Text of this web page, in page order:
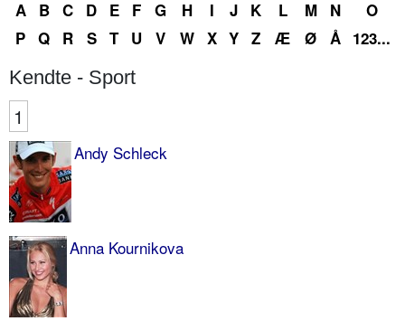
A B C D E F G H I J K L M N
O
P Q R S T U V W X Y Z Æ Ø Å 123...
Kendte - Sport
1
Andy Schleck
Anna Kournikova